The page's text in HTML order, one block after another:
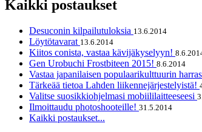
Kaikki postaukset
Desuconin kilpailutuloksia 13.6.2014
Löytötavarat 13.6.2014
Kiitos conista, vastaa kävijäkyselyyn!
Gen Urobuchi Frostbiteen 2015! 8.6.2014
Vastaa japanilaisen populaarikulttuurin
Tärkeää tietoa Lahden liikennejärjestelyistä!
Valitse suosikkiohjelmasi mobiililaitteeseesi
Ilmoittaudu photoshooteille! 31.5.2014
Kaikki postaukset...